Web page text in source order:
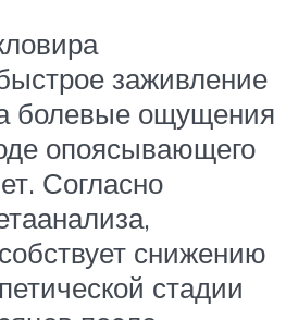
заживление
болевые ощущения
опоясывающего
Согласно
снижению
стадии